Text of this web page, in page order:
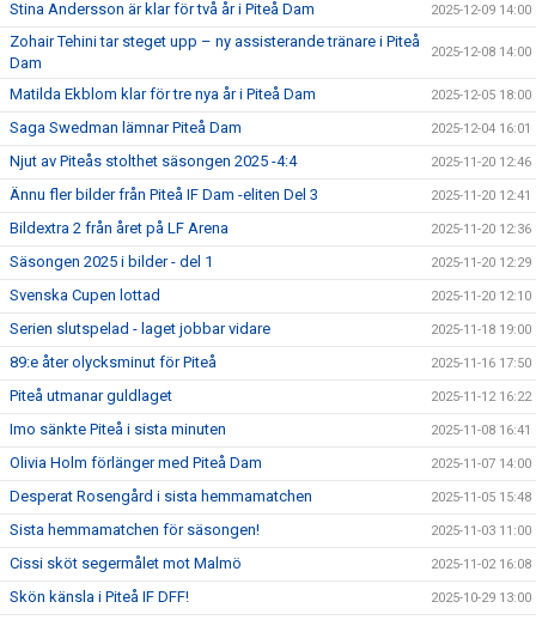
Stina Andersson är klar för två år i Piteå Dam 2025-12-09 14:00
Zohair Tehini tar steget upp – ny assisterande tränare i Piteå
Dam
2025-12-08 14:00
Matilda Ekblom klar för tre nya år i Piteå Dam 2025-12-05 18:00
Saga Swedman lämnar Piteå Dam 2025-12-04 16:01
Njut av Piteås stolthet säsongen 2025 -4:4 2025-11-20 12:46
Ännu fler bilder från Piteå IF Dam -eliten Del 3 2025-11-20 12:41
Bildextra 2 från året på LF Arena 2025-11-20 12:36
Säsongen 2025 i bilder - del 1 2025-11-20 12:29
Svenska Cupen lottad 2025-11-20 12:10
Serien slutspelad - laget jobbar vidare 2025-11-18 19:00
89:e åter olycksminut för Piteå 2025-11-16 17:50
Piteå utmanar guldlaget 2025-11-12 16:22
Imo sänkte Piteå i sista minuten 2025-11-08 16:41
Olivia Holm förlänger med Piteå Dam 2025-11-07 14:00
Desperat Rosengård i sista hemmamatchen 2025-11-05 15:48
Sista hemmamatchen för säsongen! 2025-11-03 11:00
Cissi sköt segermålet mot Malmö 2025-11-02 16:08
Skön känsla i Piteå IF DFF! 2025-10-29 13:00